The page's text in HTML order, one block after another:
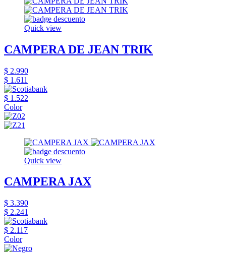
Quick view
CAMPERA DE JEAN TRIK
$ 2.990
$ 1.611
$ 1.522
Color
Quick view
CAMPERA JAX
$ 3.390
$ 2.241
$ 2.117
Color